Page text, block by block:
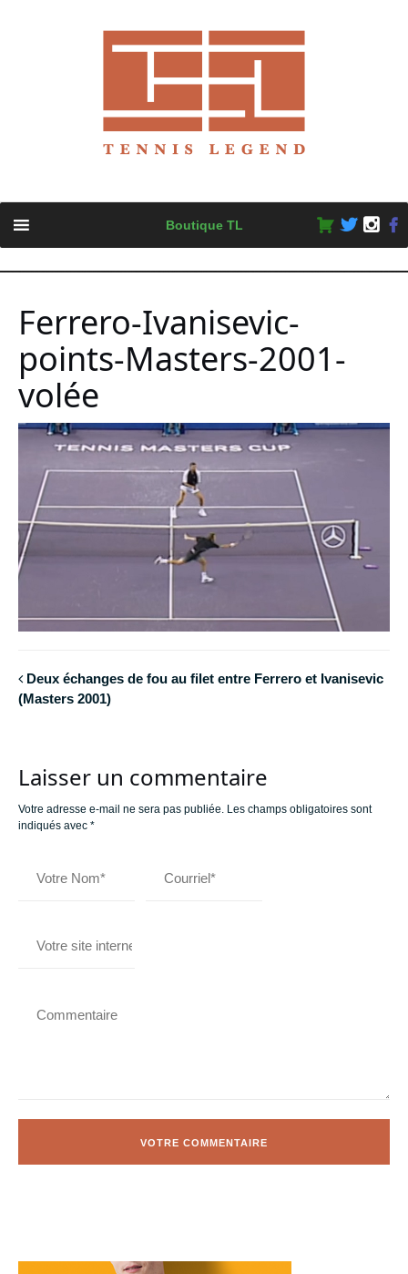
content
Boutique TL
Ferrero-Ivanisevic-
points-Masters-2001-
volée
Deux échanges de fou au filet entre Ferrero et Ivanisevic
(Masters 2001)
Laisser un commentaire
Votre adresse e-mail ne sera pas publiée. Les champs obligatoires sont
indiqués avec *